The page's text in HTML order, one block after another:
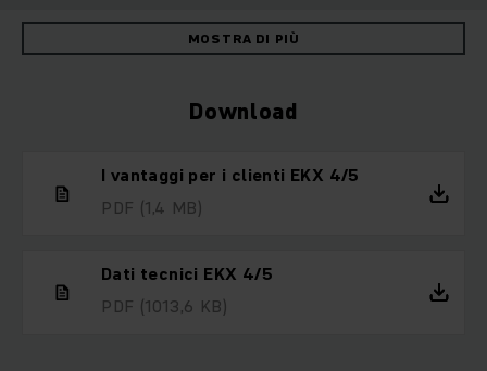
MOSTRA DI PIÙ
Download
I vantaggi per i clienti EKX 4/5
PDF (1,4 MB)
Dati tecnici EKX 4/5
PDF (1013,6 KB)